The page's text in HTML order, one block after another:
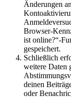
Änderungen
Browser-
ist online?“-
gespeichert.
Schließlich
weitere Daten
deinen
oder